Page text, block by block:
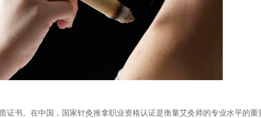
证书。在中国，国家针灸推拿职业资格认证是衡量艾灸师的专业水平的